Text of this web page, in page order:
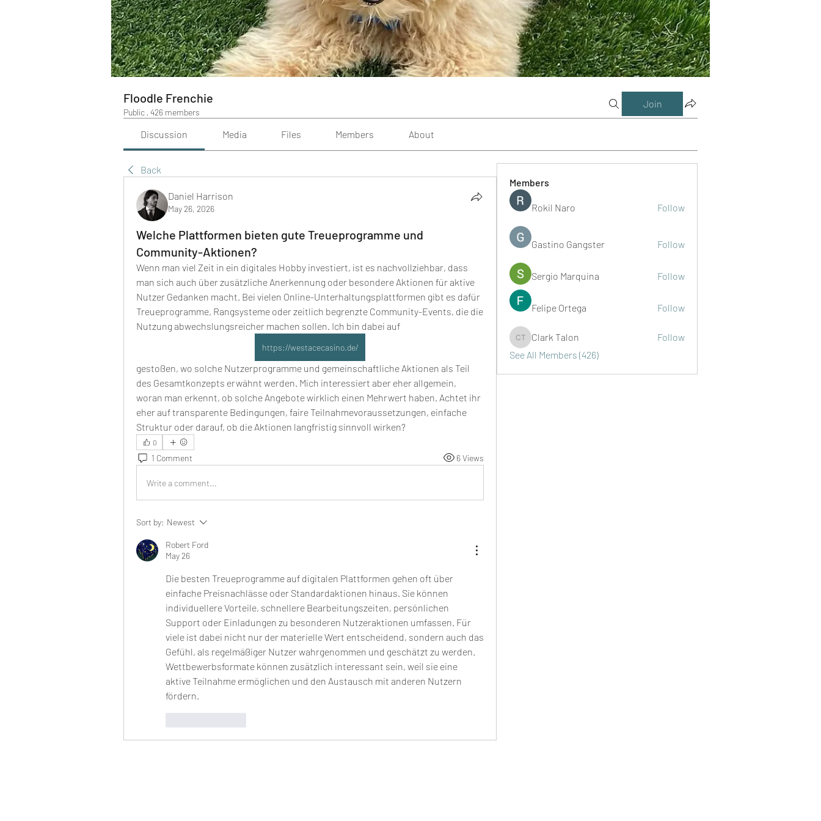
Floodle Frenchie
Public · 426 members
Join
Discussion Media Files Members About
Back
Daniel Harrison
May 26, 2026
Welche Plattformen bieten gute Treueprogramme und
Community-Aktionen?
Wenn man viel Zeit in ein digitales Hobby investiert, ist es nachvollziehbar, dass
man sich auch über zusätzliche Anerkennung oder besondere Aktionen für aktive
Nutzer Gedanken macht. Bei vielen Online-Unterhaltungsplattformen gibt es dafür
Treueprogramme, Rangsysteme oder zeitlich begrenzte Community-Events, die die
Nutzung abwechslungsreicher machen sollen. Ich bin dabei auf
https://westacecasino.de/
gestoßen, wo solche Nutzerprogramme und gemeinschaftliche Aktionen als Teil
des Gesamtkonzepts erwähnt werden. Mich interessiert aber eher allgemein,
woran man erkennt, ob solche Angebote wirklich einen Mehrwert haben. Achtet ihr
eher auf transparente Bedingungen, faire Teilnahmevoraussetzungen, einfache
Struktur oder darauf, ob die Aktionen langfristig sinnvoll wirken?
0
1 Comment 6 Views
Write a comment...
Sort by: Newest
Robert Ford
May 26
Die besten Treueprogramme auf digitalen Plattformen gehen oft über
einfache Preisnachlässe oder Standardaktionen hinaus. Sie können
individuellere Vorteile, schnellere Bearbeitungszeiten, persönlichen
Support oder Einladungen zu besonderen Nutzeraktionen umfassen. Für
viele ist dabei nicht nur der materielle Wert entscheidend, sondern auch das
Gefühl, als regelmäßiger Nutzer wahrgenommen und geschätzt zu werden.
Wettbewerbsformate können zusätzlich interessant sein, weil sie eine
aktive Teilnahme ermöglichen und den Austausch mit anderen Nutzern
fördern.
Members
Rokil Naro Follow
Gastino Gangster Follow
Sergio Marquina Follow
Felipe Ortega Follow
Clark Talon
Clark Talon
Follow
See All Members (426)